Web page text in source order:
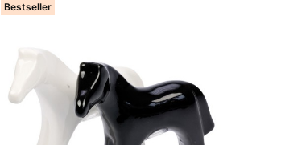
Bestseller